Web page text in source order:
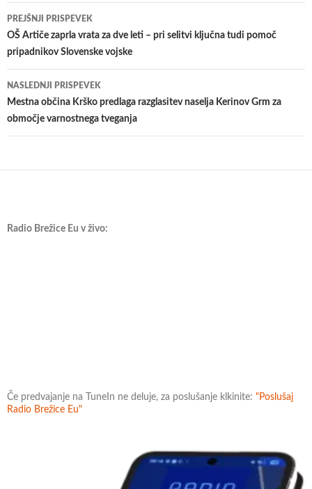
Krmarjenje
po
prispevkih
PREJŠNJI PRISPEVEK
OŠ Artiče zaprla vrata za dve leti – pri selitvi ključna tudi pomoč
pripadnikov Slovenske vojske
NASLEDNJI PRISPEVEK
​Mestna občina Krško predlaga razglasitev naselja Kerinov Grm za
območje varnostnega tveganja
Radio Brežice Eu v živo:
Če predvajanje na TuneIn ne deluje, za poslušanje klkinite: "Poslušaj
Radio Brežice Eu"